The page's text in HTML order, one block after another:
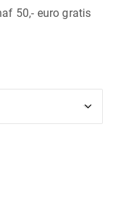
50,- euro gratis